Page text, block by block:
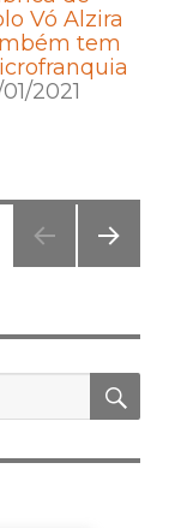
Vó Alzira
tem
2021
NA